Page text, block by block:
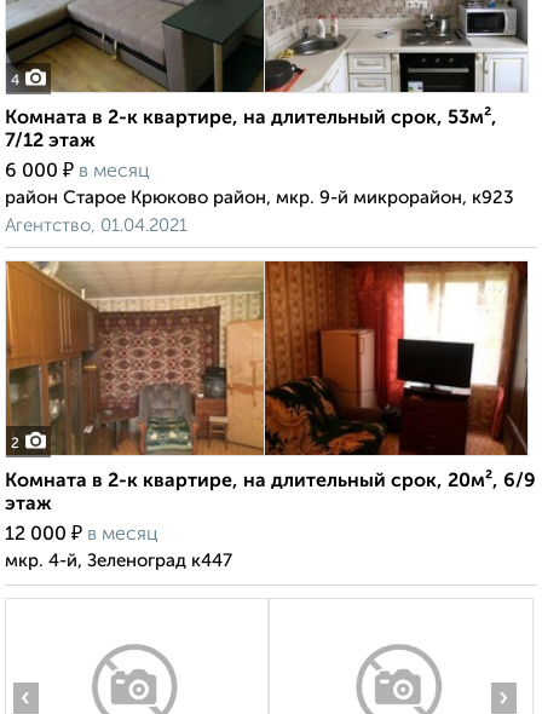
4
Комната в 2-к квартире, на длительный срок, 53м²,
7/12 этаж
6 000 ₽ в месяц
район Старое Крюково район, мкр. 9-й микрорайон, к923
Агентство, 01.04.2021
2
Комната в 2-к квартире, на длительный срок, 20м², 6/9
этаж
12 000 ₽ в месяц
мкр. 4-й, Зеленоград к447
‹ ›